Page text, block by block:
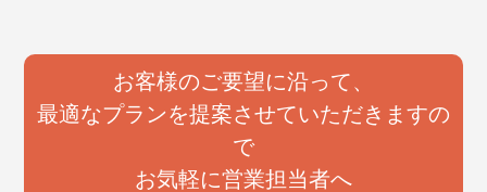
お客様のご要望に沿って、
最適なプランを提案させていただきますの
で
お気軽に営業担当者へ